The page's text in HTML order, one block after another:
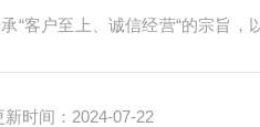
客户至上、诚信经营“的宗旨，
成本。
新时间：2024-07-22